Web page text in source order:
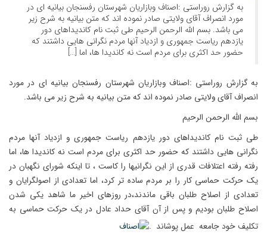
به گزارش روراستی :اصناف وبازاریان شهرستان رفسنجان بیانیه ای در
مورد انصراف آقای ولایتی صادر نموده اند که متن بیانیه به شرح زیر
می باشد. بسم الله الرحمن الرحیم طی ثبت نام کاندیداهای دور
یازدهم ریاست جمهوری و ازدیاد آنها مردم نگرانی هایی داشتند که
حضور حد اکثری برای مردم است نه کاندیدا ها، اما […]
به گزارش روراستی :اصناف وبازاریان شهرستان رفسنجان بیانیه ای در مورد
انصراف آقای ولایتی صادر نموده اند که متن بیانیه به شرح زیر می باشد.
بسم الله الرحمن الرحیم
طی ثبت نام کاندیداهای دور یازدهم ریاست جمهوری و ازدیاد آنها مردم
نگرانی هایی داشتند که حضور حد اکثری برای مردم است نه کاندیدا ها، اما
رفته رفته اعتلافات قدری از این نگرانیها را کاست ، تا اینکه شورای نگهبان در
یک حرکت حماسی کار را بر مردم ساده تر کرد، اما تعدادی از اصولگرایان و
تعدادی از اصلاح طلبان باقی ماندند،در روزهای اخیر ما شاهد یکی شدن
اصلاح طلبان بودیم و پس از آن آقای حداد عادل در یک حرکت حماسی به
تکلیف خود جامعه عمل پوشاند .